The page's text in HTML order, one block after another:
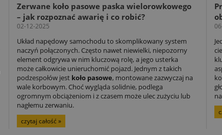
Zerwane koło pasowe paska wielorowkowego
– jak rozpoznać awarię i co robić?
02-12-2025
Układ napędowy samochodu to skomplikowany system
naczyń połączonych. Często nawet niewielki, niepozorny
element odgrywa w nim kluczową rolę, a jego usterka
może całkowicie unieruchomić pojazd. Jednym z takich
podzespołów jest koło pasowe, montowane zazwyczaj na
wale korbowym. Choć wygląda solidnie, podlega
ogromnym obciążeniom i z czasem może ulec zużyciu lub
nagłemu zerwaniu.
czytaj całość »